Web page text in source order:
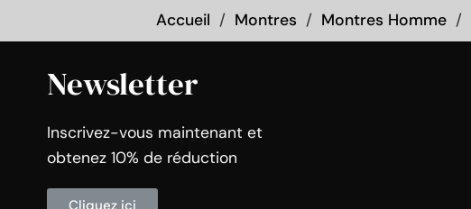
Accueil Montres Montres Homme
Newsletter
Inscrivez-vous maintenant et
obtenez 10% de réduction
Cliquez ici